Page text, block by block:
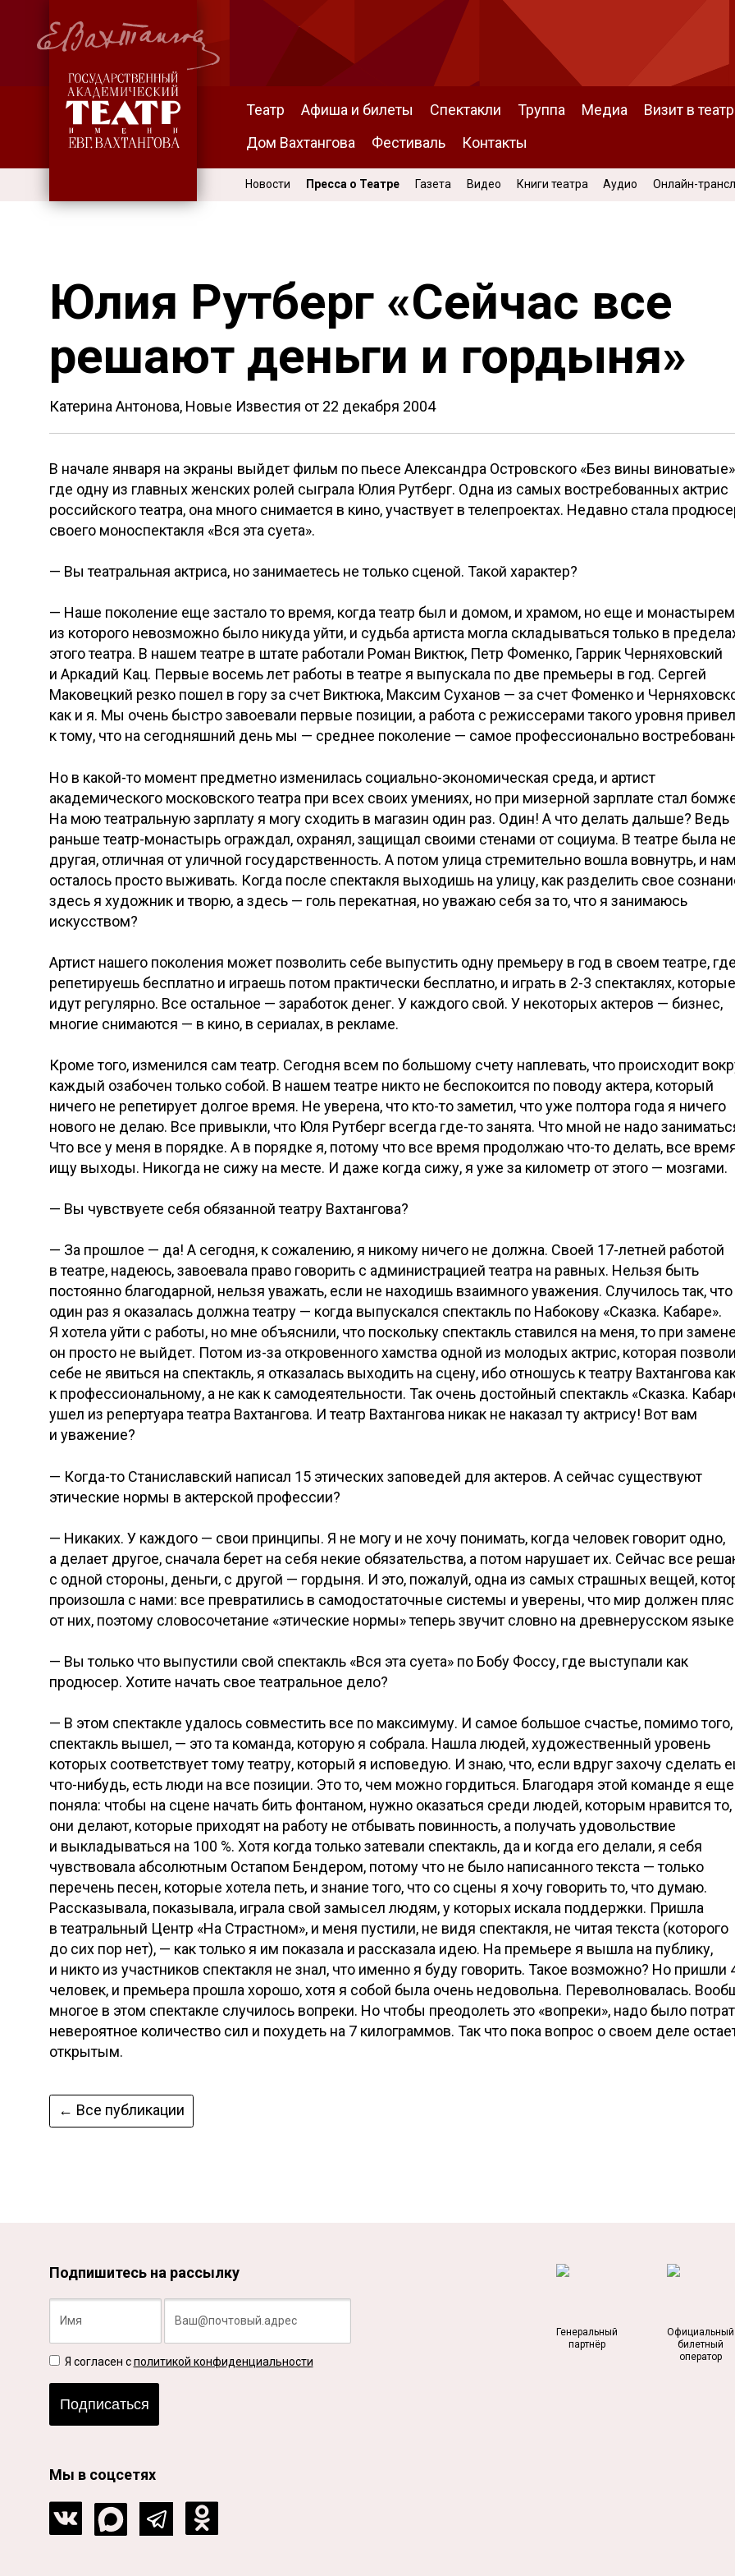
Театр Афиша и билеты Спектакли Труппа Медиа Визит в театр
Дом Вахтангова
Фестиваль Контакты
Новости Пресса о Театре Газета Видео Книги театра Аудио Онлайн-
Юлия Рутберг «Сейчас все
решают деньги и гордыня»
Катерина Антонова, Новые Известия от 22 декабря 2004
В начале января на экраны выйдет фильм по пьесе Александра Островского «Без вины
где одну из главных женских ролей сыграла Юлия Рутберг. Одна из самых востребованных актрис
российского театра, она много снимается в кино, участвует в телепроектах. Недавно стала
своего моноспектакля «Вся эта суета».
— Вы театральная актриса, но занимаетесь не только сценой. Такой характер?
— Наше поколение еще застало то время, когда театр был и домом, и храмом, но еще и
из которого невозможно было никуда уйти, и судьба артиста могла складываться только в
этого театра. В нашем театре в штате работали Роман Виктюк, Петр Фоменко, Гаррик Черняховский
и Аркадий Кац. Первые восемь лет работы в театре я выпускала по две премьеры в год. Сергей
Маковецкий резко пошел в гору за счет Виктюка, Максим Суханов — за счет Фоменко и
как и я. Мы очень быстро завоевали первые позиции, а работа с режиссерами такого уровня
к тому, что на сегодняшний день мы — среднее поколение — самое профессионально
Но в какой-то момент предметно изменилась социально-экономическая среда, и артист
академического московского театра при всех своих умениях, но при мизерной зарплате стал
На мою театральную зарплату я могу сходить в магазин один раз. Один! А что делать дальше? Ведь
раньше театр-монастырь ограждал, охранял, защищал своими стенами от социума. В театре была
другая, отличная от уличной государственность. А потом улица стремительно вошла вовнутрь, и нам
осталось просто выживать. Когда после спектакля выходишь на улицу, как разделить свое
здесь я художник и творю, а здесь — голь перекатная, но уважаю себя за то, что я занимаюсь
искусством?
Артист нашего поколения может позволить себе выпустить одну премьеру в год в своем театре, где
репетируешь бесплатно и играешь потом практически бесплатно, и играть в 2-3 спектаклях, которые
идут регулярно. Все остальное — заработок денег. У каждого свой. У некоторых актеров — бизнес,
многие снимаются — в кино, в сериалах, в рекламе.
Кроме того, изменился сам театр. Сегодня всем по большому счету наплевать, что происходит
каждый озабочен только собой. В нашем театре никто не беспокоится по поводу актера, который
ничего не репетирует долгое время. Не уверена, что кто-то заметил, что уже полтора года я ничего
нового не делаю. Все привыкли, что Юля Рутберг всегда где-то занята. Что мной не надо
Что все у меня в порядке. А в порядке я, потому что все время продолжаю что-то делать, все
ищу выходы. Никогда не сижу на месте. И даже когда сижу, я уже за километр от этого — мозгами.
— Вы чувствуете себя обязанной театру Вахтангова?
— За прошлое — да! А сегодня, к сожалению, я никому ничего не должна. Своей 17-летней работой
в театре, надеюсь, завоевала право говорить с администрацией театра на равных. Нельзя быть
постоянно благодарной, нельзя уважать, если не находишь взаимного уважения. Случилось так, что
один раз я оказалась должна театру — когда выпускался спектакль по Набокову «Сказка. Кабаре».
Я хотела уйти с работы, но мне объяснили, что поскольку спектакль ставился на меня, то при замене
он просто не выйдет. Потом из-за откровенного хамства одной из молодых актрис, которая
себе не явиться на спектакль, я отказалась выходить на сцену, ибо отношусь к театру Вахтангова
к профессиональному, а не как к самодеятельности. Так очень достойный спектакль «Сказка.
ушел из репертуара театра Вахтангова. И театр Вахтангова никак не наказал ту актрису! Вот вам
и уважение?
— Когда-то Станиславский написал 15 этических заповедей для актеров. А сейчас существуют
этические нормы в актерской профессии?
— Никаких. У каждого — свои принципы. Я не могу и не хочу понимать, когда человек говорит одно,
а делает другое, сначала берет на себя некие обязательства, а потом нарушает их. Сейчас все
с одной стороны, деньги, с другой — гордыня. И это, пожалуй, одна из самых страшных вещей,
произошла с нами: все превратились в самодостаточные системы и уверены, что мир должен
от них, поэтому словосочетание «этические нормы» теперь звучит словно на древнерусском
— Вы только что выпустили свой спектакль «Вся эта суета» по Бобу Фоссу, где выступали как
продюсер. Хотите начать свое театральное дело?
— В этом спектакле удалось совместить все по максимуму. И самое большое счастье, помимо того,
спектакль вышел, — это та команда, которую я собрала. Нашла людей, художественный уровень
которых соответствует тому театру, который я исповедую. И знаю, что, если вдруг захочу сделать
что-нибудь, есть люди на все позиции. Это то, чем можно гордиться. Благодаря этой команде я еще
поняла: чтобы на сцене начать бить фонтаном, нужно оказаться среди людей, которым нравится то,
они делают, которые приходят на работу не отбывать повинность, а получать удовольствие
и выкладываться на 100 %. Хотя когда только затевали спектакль, да и когда его делали, я себя
чувствовала абсолютным Остапом Бендером, потому что не было написанного текста — только
перечень песен, которые хотела петь, и знание того, что со сцены я хочу говорить то, что думаю.
Рассказывала, показывала, играла свой замысел людям, у которых искала поддержки. Пришла
в театральный Центр «На Страстном», и меня пустили, не видя спектакля, не читая текста (которого
до сих пор нет), — как только я им показала и рассказала идею. На премьере я вышла на публику,
и никто из участников спектакля не знал, что именно я буду говорить. Такое возможно? Но пришли
человек, и премьера прошла хорошо, хотя я собой была очень недовольна. Переволновалась.
многое в этом спектакле случилось вопреки. Но чтобы преодолеть это «вопреки», надо было
невероятное количество сил и похудеть на 7 килограммов. Так что пока вопрос о своем деле
открытым.
← Все публикации
Подпишитесь на рассылку
Я согласен сполитикой конфиденциальности
Подписаться
Мы в соцсетях
Генеральный
партнёр
Официальный
билетный
оператор